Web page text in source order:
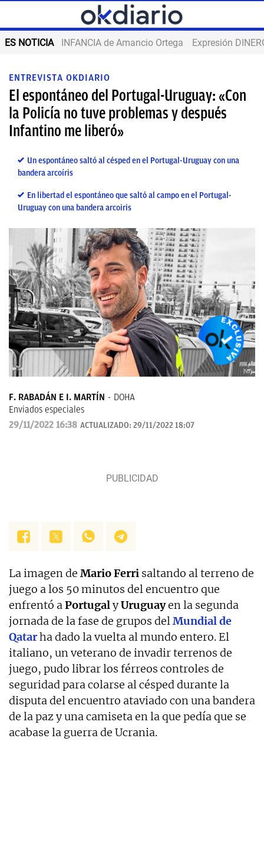
ES NOTICIA INFANCIA de Amancio Ortega Expresión
ENTREVISTA OKDIARIO
El espontáneo del Portugal-Uruguay: «Con
la Policía no tuve problemas y después
Infantino me liberó»
Un espontáneo saltó al césped en el Portugal-Uruguay con una
bandera arcoíris
En libertad el espontáneo que saltó al campo en el Portugal-
Uruguay con una bandera arcoiris
F. RABADÁN E I. MARTÍN
DOHA
Enviados especiales
29/11/2022 16:38 ACTUALIZADO: 29/11/2022 18:07
La imagen de Mario Ferri saltando al terreno de
juego a los 50 minutos del encuentro que
enfrentó aPortugalyUruguayen la segunda
jornada de la fase de grupos delMundial de
Qatarha dado la vuelta al mundo entero. El
italiano, un veterano de invadir terrenos de
juego, pudo librar los férreos controles de
seguridad para colarse al césped durante la
disputa del encuentro ataviado con una bandera
de la paz y una camiseta en la que pedía que se
acabase la guerra de Ucrania.